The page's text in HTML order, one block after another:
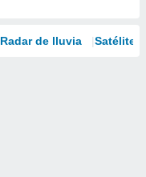
Radar de lluvia Satélites